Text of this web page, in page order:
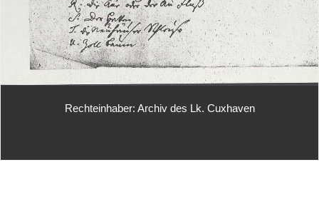
Rechteinhaber: Archiv des Lk. Cuxhaven